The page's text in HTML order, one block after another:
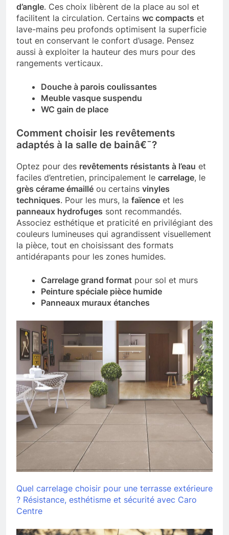
d’angle. Ces choix libèrent de la place au sol et
facilitent la circulation. Certains wc compacts et
lave-mains peu profonds optimisent la superficie
tout en conservant le confort d’usage. Pensez
aussi à exploiter la hauteur des murs pour des
rangements verticaux.
Douche à parois coulissantes
Meuble vasque suspendu
WC gain de place
Comment choisir les revêtements
adaptés à la salle de bainâ€¯?
Optez pour des revêtements résistants à l’eau et
faciles d’entretien, principalement le carrelage, le
grès cérame émaillé ou certains vinyles
techniques. Pour les murs, la faïence et les
panneaux hydrofuges sont recommandés.
Associez esthétique et praticité en privilégiant des
couleurs lumineuses qui agrandissent visuellement
la pièce, tout en choisissant des formats
antidérapants pour les zones humides.
Carrelage grand format pour sol et murs
Peinture spéciale pièce humide
Panneaux muraux étanches
Quel carrelage choisir pour une terrasse extérieure
? Résistance, esthétisme et sécurité avec Caro
Centre